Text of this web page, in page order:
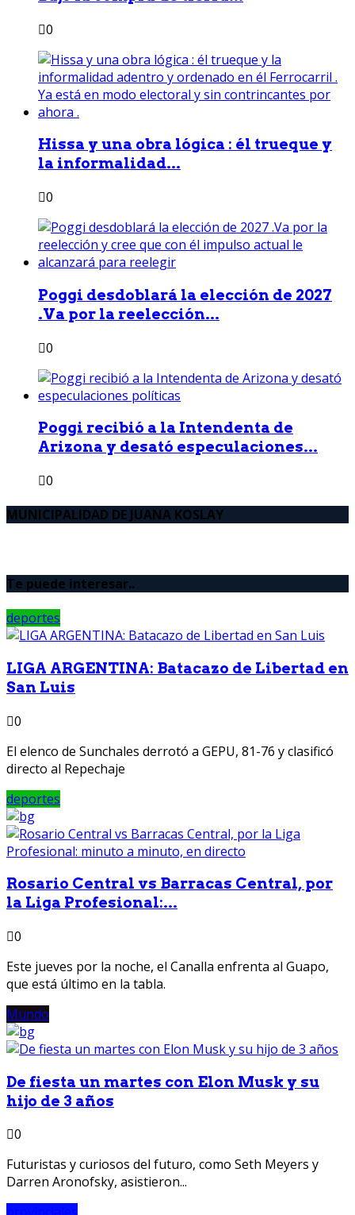
0
Hissa y una obra lógica : él trueque y
la informalidad...
0
Poggi desdoblará la elección de 2027
.Va por la reelección...
0
Poggi recibió a la Intendenta de
Arizona y desató especulaciones...
0
MUNICIPALIDAD DE JUANA KOSLAY
Te puede interesar..
deportes
LIGA ARGENTINA: Batacazo de Libertad en
San Luis
0
El elenco de Sunchales derrotó a GEPU, 81-76 y clasificó
directo al Repechaje
deportes
Rosario Central vs Barracas Central, por
la Liga Profesional:...
0
Este jueves por la noche, el Canalla enfrenta al Guapo,
que está último en la tabla.
Mundo
De fiesta un martes con Elon Musk y su
hijo de 3 años
0
Futuristas y curiosos del futuro, como Seth Meyers y
Darren Aronofsky, asistieron...